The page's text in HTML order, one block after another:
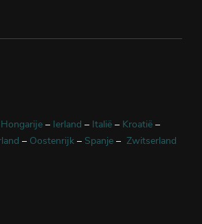
Hongarije – Ierland – Italië – Kroatië –
– Oostenrijk – Spanje – Zwitserland